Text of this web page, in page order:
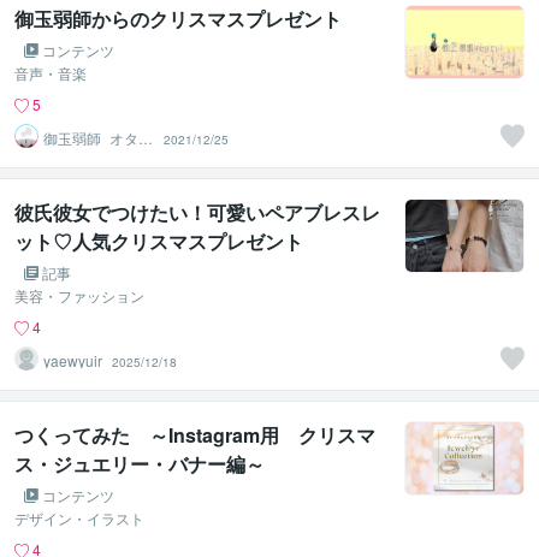
御玉弱師からのクリスマスプレゼント
コンテンツ
音声・音楽
5
御玉弱師_オタマ
ジャクシ
2021/12/25
彼氏彼女でつけたい！可愛いペアブレスレ
ット♡人気クリスマスプレゼント
記事
美容・ファッション
4
yaewyuir 2025/12/18
つくってみた ～Instagram用 クリスマ
ス・ジュエリー・バナー編～
コンテンツ
デザイン・イラスト
4